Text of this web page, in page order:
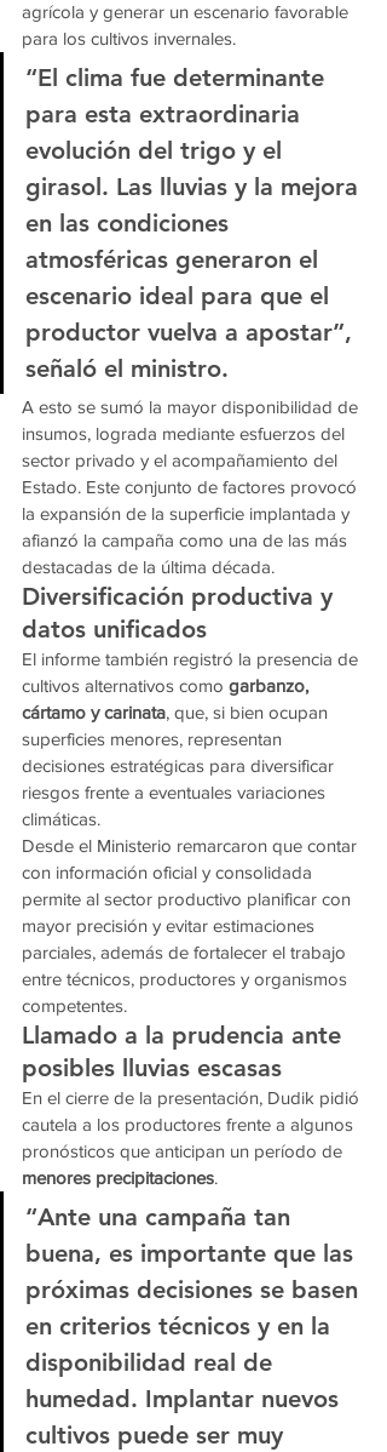
agrícola y generar un escenario favorable
para los cultivos invernales.
“El clima fue determinante
para esta extraordinaria
evolución del trigo y el
girasol. Las lluvias y la mejora
en las condiciones
atmosféricas generaron el
escenario ideal para que el
productor vuelva a apostar”,
señaló el ministro.
A esto se sumó la mayor disponibilidad de
insumos, lograda mediante esfuerzos del
sector privado y el acompañamiento del
Estado. Este conjunto de factores provocó
la expansión de la superficie implantada y
afianzó la campaña como una de las más
destacadas de la última década.
Diversificación productiva y
datos unificados
El informe también registró la presencia de
cultivos alternativos como garbanzo,
cártamo y carinata, que, si bien ocupan
superficies menores, representan
decisiones estratégicas para diversificar
riesgos frente a eventuales variaciones
climáticas.
Desde el Ministerio remarcaron que contar
con información oficial y consolidada
permite al sector productivo planificar con
mayor precisión y evitar estimaciones
parciales, además de fortalecer el trabajo
entre técnicos, productores y organismos
competentes.
Llamado a la prudencia ante
posibles lluvias escasas
En el cierre de la presentación, Dudik pidió
cautela a los productores frente a algunos
pronósticos que anticipan un período de
menores precipitaciones.
“Ante una campaña tan
buena, es importante que las
próximas decisiones se basen
en criterios técnicos y en la
disponibilidad real de
humedad. Implantar nuevos
cultivos puede ser muy